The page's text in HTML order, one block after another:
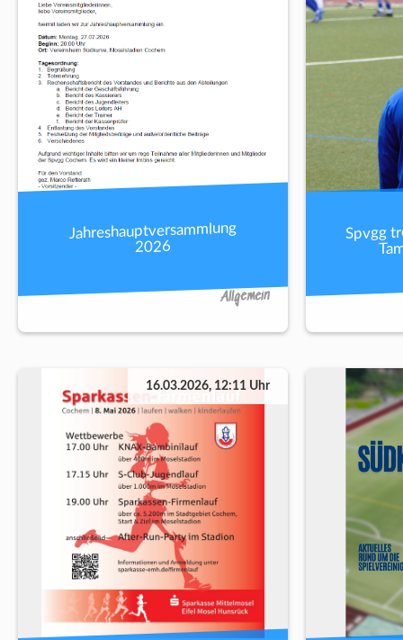
Jahreshauptversammlung
2026
Allgemein
Spvgg
16.03.2026, 12:11 Uhr